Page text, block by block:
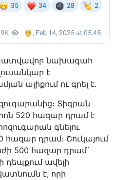
նախագահ
է
ալիքում ու գրել է․
Տիգրան
520 հազար դրամ է
գնելու
դրամ։ Շուկայում
500 հազար դրամ`
ավելի
է, որի